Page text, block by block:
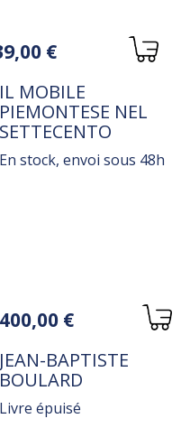
€
TITRE
IL MOBILE
PIEMONTESE NEL
SETTECENTO
En stock, envoi sous 48h
400,00 €
TITRE
JEAN-BAPTISTE
BOULARD
Livre épuisé